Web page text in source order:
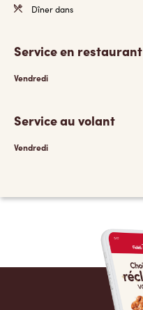
Dîner dans
Service en restaurant
Vendredi
Service au volant
Vendredi